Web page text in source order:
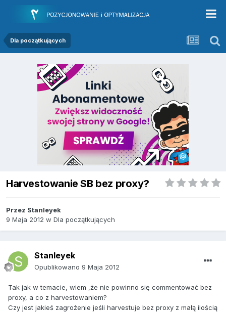
Dla początkujących
Harvestowanie SB bez proxy?
Przez Stanleyek
9 Maja 2012 w Dla początkujących
Stanleyek
Opublikowano 9 Maja 2012
Tak jak w temacie, wiem ,że nie powinno się commentować bez
proxy, a co z harvestowaniem?
Czy jest jakieś zagrożenie jeśli harvestuje bez proxy z małą ilością